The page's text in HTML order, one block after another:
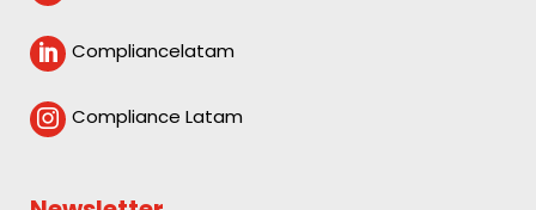
 Compliancelatam
 Compliance Latam